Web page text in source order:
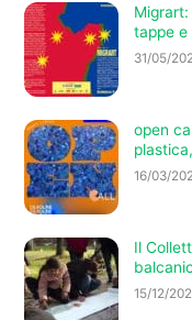
tappe e
31/05/
open
16/03/
Il
15/12/